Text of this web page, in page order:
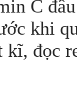
C
khi
kĩ, đọc